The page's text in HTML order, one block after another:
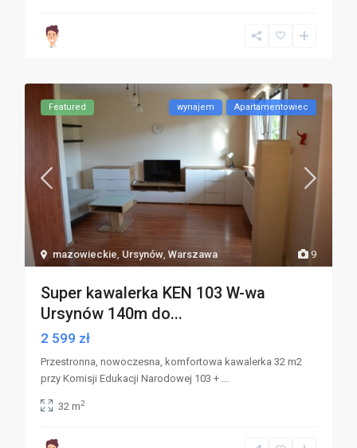
9
mazowieckie,Ursynów,Warszawa
Featured wynajem Apartamentowiec
Super kawalerka KEN 103 W-wa
Ursynów 140m do...
2 599 zł
Przestronna, nowoczesna, komfortowa kawalerka 32 m2
przy Komisji Edukacji Narodowej 103 + ...
32 m2